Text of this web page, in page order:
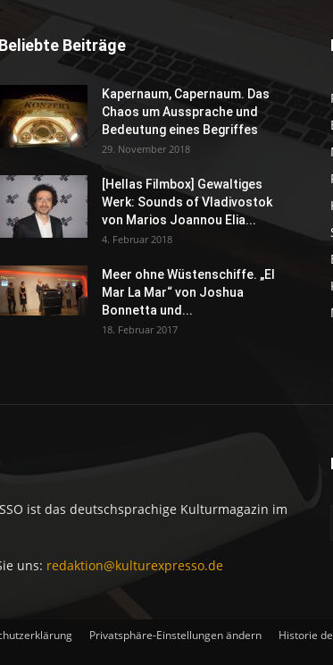
Beliebte Beiträge
Kapernaum, Capernaum. Das
Chaos um Aussprache und
Bedeutung eines Begriffes
29. November 2018
[Hellas Filmbox] Gewaltiges
Werk: Sounds of Vladivostok
von Marios Joannou Elia...
4. Februar 2018
Meer ohne Wüstenschiffe. „El
Mar La Mar“ von Joshua
Bonnetta und...
18. Februar 2017
ist das deutschsprachige Kulturmagazin im
uns: redaktion@kulturexpresso.de
Privatsphäre-Einstellungen ändern Historie